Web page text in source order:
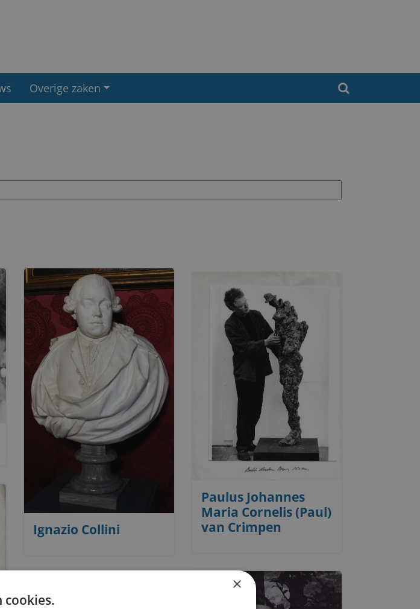
Overige zaken
Ignazio Collini
Paulus Johannes
Maria Cornelis (Paul)
van Crimpen
×
cookies.